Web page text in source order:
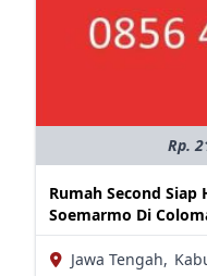
Rp.
Rumah Second
Soemarmo Di
Jawa Tengah,